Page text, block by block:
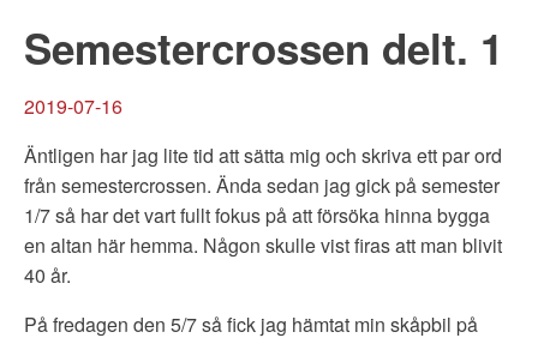
Semestercrossen delt. 1
2019-07-16
Äntligen har jag lite tid att sätta mig och skriva ett par ord
från semestercrossen. Ända sedan jag gick på semester
1/7 så har det vart fullt fokus på att försöka hinna bygga
en altan här hemma. Någon skulle vist firas att man blivit
40 år.
På fredagen den 5/7 så fick jag hämtat min skåpbil på